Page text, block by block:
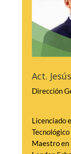
Aguas
Premio de
en Jalisco
–
medio
Act.
Dirección
Licenciado
Maestro en